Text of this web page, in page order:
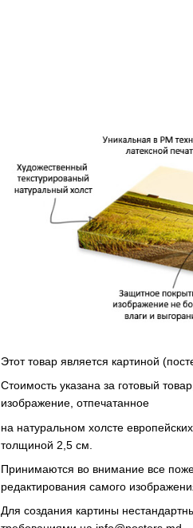
Этот товар является картиной
Стоимость указана за готовый
изображение, отпечатанное
на натуральном холсте
толщиной 2,5 см.
Принимаются во внимание все
редактирования самого
Для создания картины